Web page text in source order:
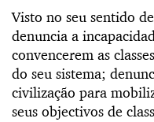
Visto no seu sentido
denuncia a
convencerem as
do seu sistema;
civilização para
seus objectivos de